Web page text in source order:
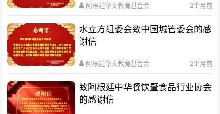
阿根廷华文教育基金会 2个月前
水立方组委会致中国城管委会的感
谢信
阿根廷华文教育基金会 2个月前
致阿根廷中华餐饮暨食品行业协会
的感谢信